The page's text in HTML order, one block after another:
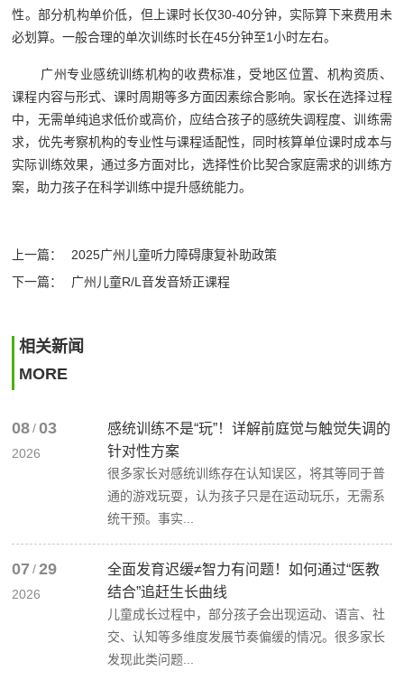
性。部分机构单价低，但上课时长仅30-40分钟，实际算下来费用未
必划算。一般合理的单次训练时长在45分钟至1小时左右。
广州专业感统训练机构的收费标准，受地区位置、机构资质、
课程内容与形式、课时周期等多方面因素综合影响。家长在选择过程
中，无需单纯追求低价或高价，应结合孩子的感统失调程度、训练需
求，优先考察机构的专业性与课程适配性，同时核算单位课时成本与
实际训练效果，通过多方面对比，选择性价比契合家庭需求的训练方
案，助力孩子在科学训练中提升感统能力。
上一篇：
2025广州儿童听力障碍康复补助政策
下一篇：
广州儿童R/L音发音矫正课程
相关新闻
MORE
08 / 03
2026
感统训练不是“玩”！详解前庭觉与触觉失调的
针对性方案
很多家长对感统训练存在认知误区，将其等同于普
通的游戏玩耍，认为孩子只是在运动玩乐，无需系
统干预。事实...
07 / 29
2026
全面发育迟缓≠智力有问题！如何通过“医教
结合”追赶生长曲线
儿童成长过程中，部分孩子会出现运动、语言、社
交、认知等多维度发展节奏偏缓的情况。很多家长
发现此类问题...